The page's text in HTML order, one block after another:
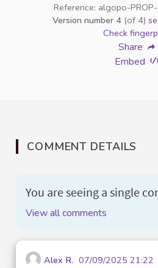
Reference: algopo-
Version number 4(of 4)
Check
Share
Embed
COMMENT DETAILS
You are seeing a single
View all comments
Alex R. 07/09/2025 21:22